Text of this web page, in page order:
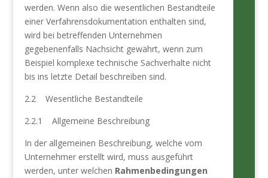
werden. Wenn also die wesentlichen Bestandteile
einer Verfahrensdokumentation enthalten sind,
wird bei betreffenden Unternehmen
gegebenenfalls Nachsicht gewährt, wenn zum
Beispiel komplexe technische Sachverhalte nicht
bis ins letzte Detail beschreiben sind.
2.2 Wesentliche Bestandteile
2.2.1 Allgemeine Beschreibung
In der allgemeinen Beschreibung, welche vom
Unternehmer erstellt wird, muss ausgeführt
werden, unter welchen Rahmenbedingungen